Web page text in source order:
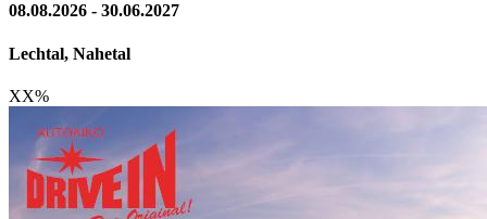
08.08.2026 - 30.06.2027
Lechtal, Nahetal
XX%